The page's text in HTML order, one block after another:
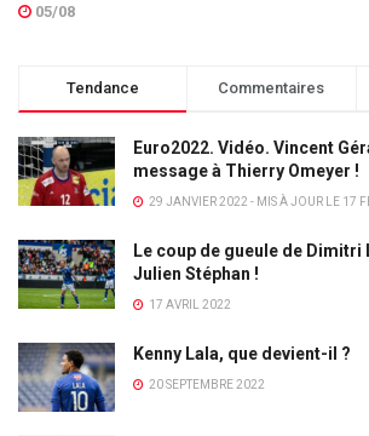
05/08
Tendance Commentaires
Euro2022. Vidéo. Vincent
message à Thierry Omeyer !
29 JANVIER 2022 - MIS À JOUR LE 17
Le coup de gueule de
Julien Stéphan !
17 AVRIL 2022
Kenny Lala, que devient-il ?
20 SEPTEMBRE 2022